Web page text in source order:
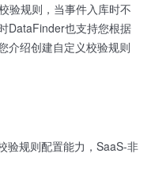
验规则，当事件入库时不
DataFinder也支持您根据
介绍创建自定义校验规则
验规则配置能力，SaaS-非